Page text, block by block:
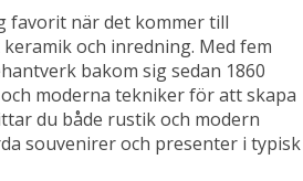
favorit när det kommer till
och inredning. Med fem
bakom sig sedan 1860
moderna tekniker för att skapa
du både rustik och modern
souvenirer och presenter i typisk